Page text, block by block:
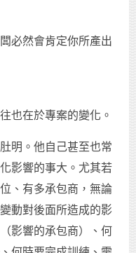
必然會肯定你所產出
也在於專案的變化。
明。他自己甚至也常
影響的事大。尤其若
、有多承包商，無論
動對後面所造成的影
影響的承包商）、何